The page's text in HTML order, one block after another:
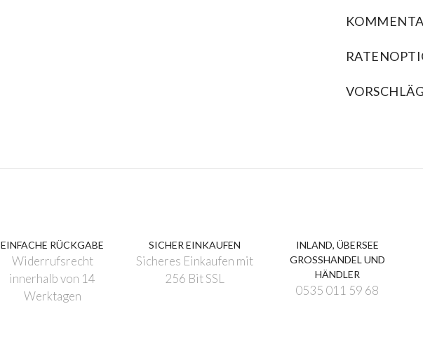
EINFACHE RÜCKGABE
Widerrufsrecht
innerhalb von 14
Werktagen
SICHER EINKAUFEN
Sicheres Einkaufen mit
256 Bit SSL
INLAND, ÜBERSEE
GROSSHANDEL UND
HÄNDLER
0535 011 59 68